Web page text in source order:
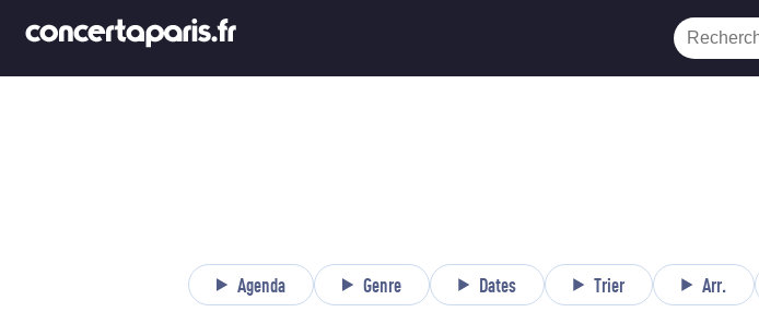
Agenda Genre Dates Trier Arr.